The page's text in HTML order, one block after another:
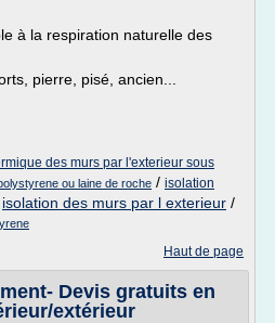
à la respiration naturelle des
pierre, pisé, ancien...
des murs par l'exterieur sous
ou laine de roche / isolation
isolation des murs par l exterieur /
Haut de page
Devis gratuits en
extérieur